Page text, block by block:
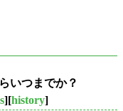
いつまでか？
][history]